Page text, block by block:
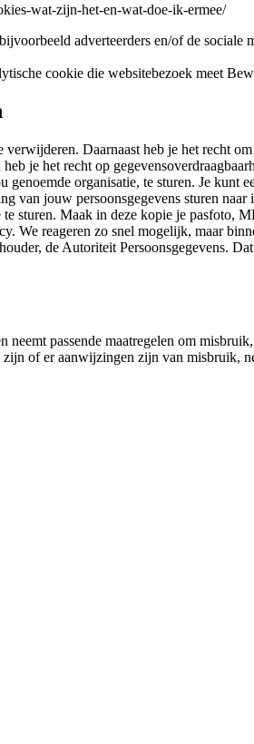
wat-zijn-het-en-wat-doe-ik-ermee/
adverteerders en/of de sociale
cookie die websitebezoek meet
Daarnaast heb je het recht
je het recht op
organisatie, te sturen. Je
van jouw persoonsgegevens sturen
sturen. Maak in deze kopie je pasfoto,
We reageren zo snel mogelijk, maar
de Autoriteit Persoonsgegevens.
neemt passende maatregelen om
of er aanwijzingen zijn van misbruik,